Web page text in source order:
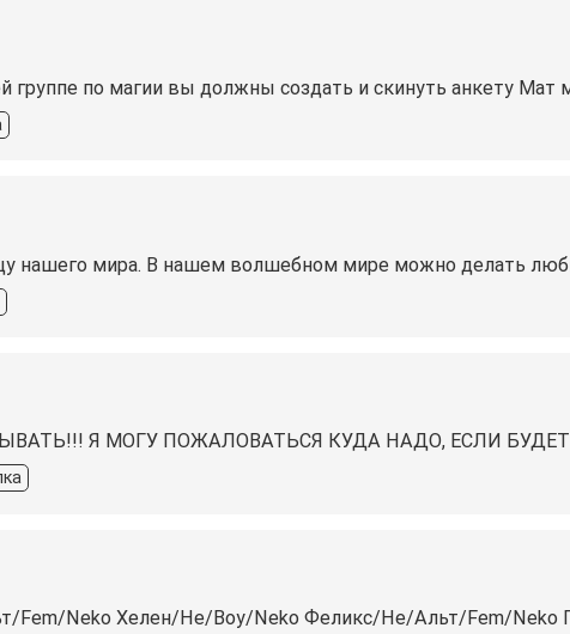
группе по магии вы должны создать и скинуть анкету
нашего мира. В нашем волшебном мире можно делать
Я МОГУ ПОЖАЛОВАТЬСЯ КУДА НАДО, ЕСЛИ БУДЕТ
Fem⁠/Neko⁠ Хелен⁠/Не⁠/Boy⁠/Neko⁠ Феликс⁠/Не⁠/Альт⁠/Fem⁠/Neko⁠